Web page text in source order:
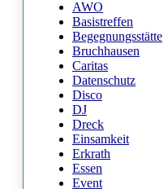
AWO
Basistreffen
Begegnungsstätte
Bruchhausen
Caritas
Datenschutz
Disco
DJ
Dreck
Einsamkeit
Erkrath
Essen
Event